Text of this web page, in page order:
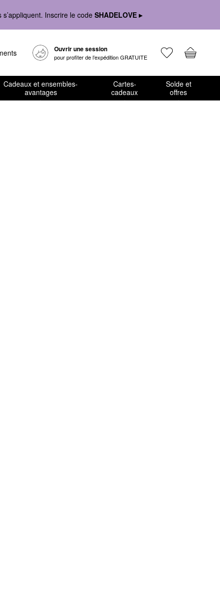
Inscrire le code SHADELOVE ▸
Ouvrir une session
pour profiter de l’expédition GRATUITE
Cadeaux et ensembles-
avantages
Cartes-
cadeaux
Solde et
offres